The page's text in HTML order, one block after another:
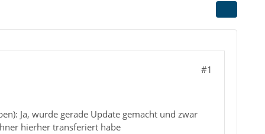
#1
Ja, wurde gerade Update gemacht und zwar
hierher transferiert habe